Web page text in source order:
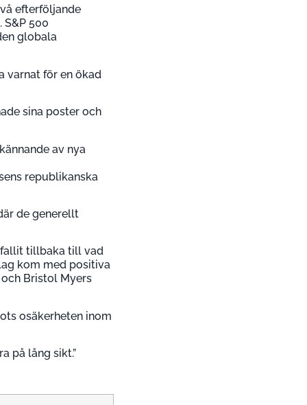
efterföljande
500
globala
varnat för en ökad
sina poster och
av nya
republikanska
de generellt
fallit tillbaka till vad
kom med positiva
Bristol Myers
osäkerheten inom
på lång sikt.”